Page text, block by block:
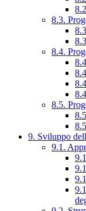
8.3.
8.4.
8.5.
9. Sviluppo
9.1.